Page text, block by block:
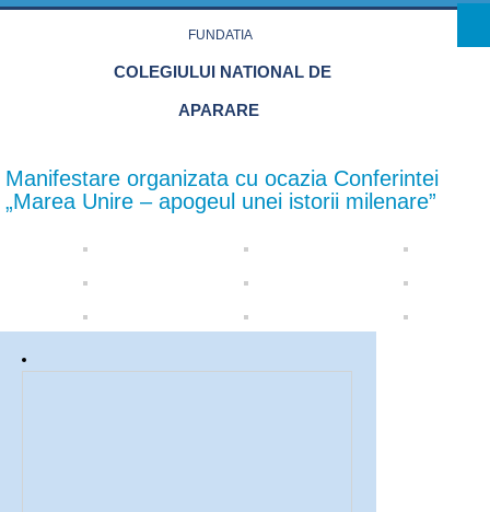
Skip to main content
FUNDATIA
COLEGIULUI NATIONAL DE
APARARE
Manifestare organizata cu ocazia Conferintei
„Marea Unire – apogeul unei istorii milenare”